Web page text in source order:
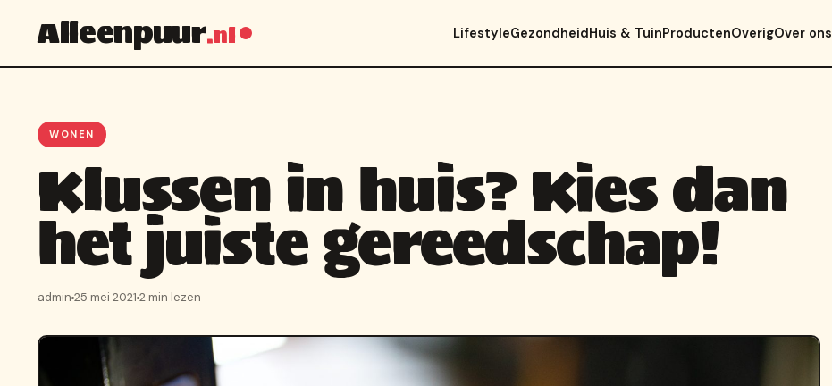
Alleenpuur.nl LifestyleGezondheidHuis & TuinProductenOverigOver ons
WONEN
Klussen in huis? Kies dan
het juiste gereedschap!
admin 25 mei 2021 2 min lezen